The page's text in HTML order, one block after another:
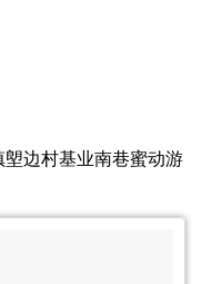
边村基业南巷蜜动游